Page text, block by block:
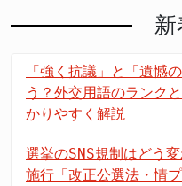
新
「強く抗議」と「遺憾
う？外交用語のランク
かりやすく解説
選挙のSNS規制はどう
施行「改正公選法・情